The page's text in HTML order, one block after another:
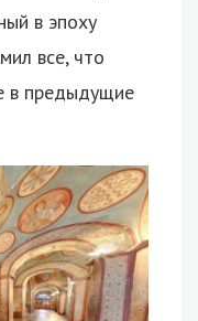
в эпоху
все, что
в предыдущие